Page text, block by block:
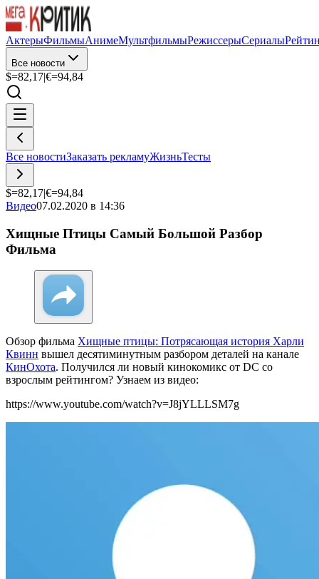
АктерыФильмыАнимеМультфильмыРежиссерыСериалы
Все новости
$=82,17|€=94,84
Все новостиЗаказать рекламуЖизньТесты
$=82,17|€=94,84
Видео07.02.2020 в 14:36
Хищные Птицы Самый Большой Разбор
Фильма
Обзор фильма Хищные птицы: Потрясающая история Харли
Квинн вышел десятиминутным разбором деталей на канале
КинОхота. Получился ли новый кинокомикс от DC со
взрослым рейтингом? Узнаем из видео:
https://www.youtube.com/watch?v=J8jYLLLSM7g